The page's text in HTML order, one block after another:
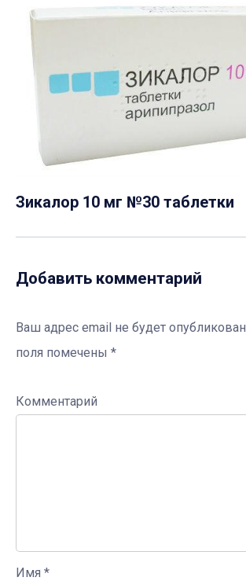
Зикалор 10 мг №30 таблетки
Добавить комментарий
Ваш адрес email не будет опубликован.
поля помечены *
Комментарий
Имя *